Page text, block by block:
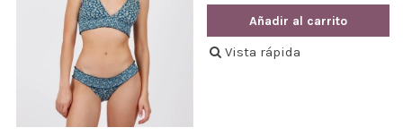
Añadir al carrito
Vista rápida